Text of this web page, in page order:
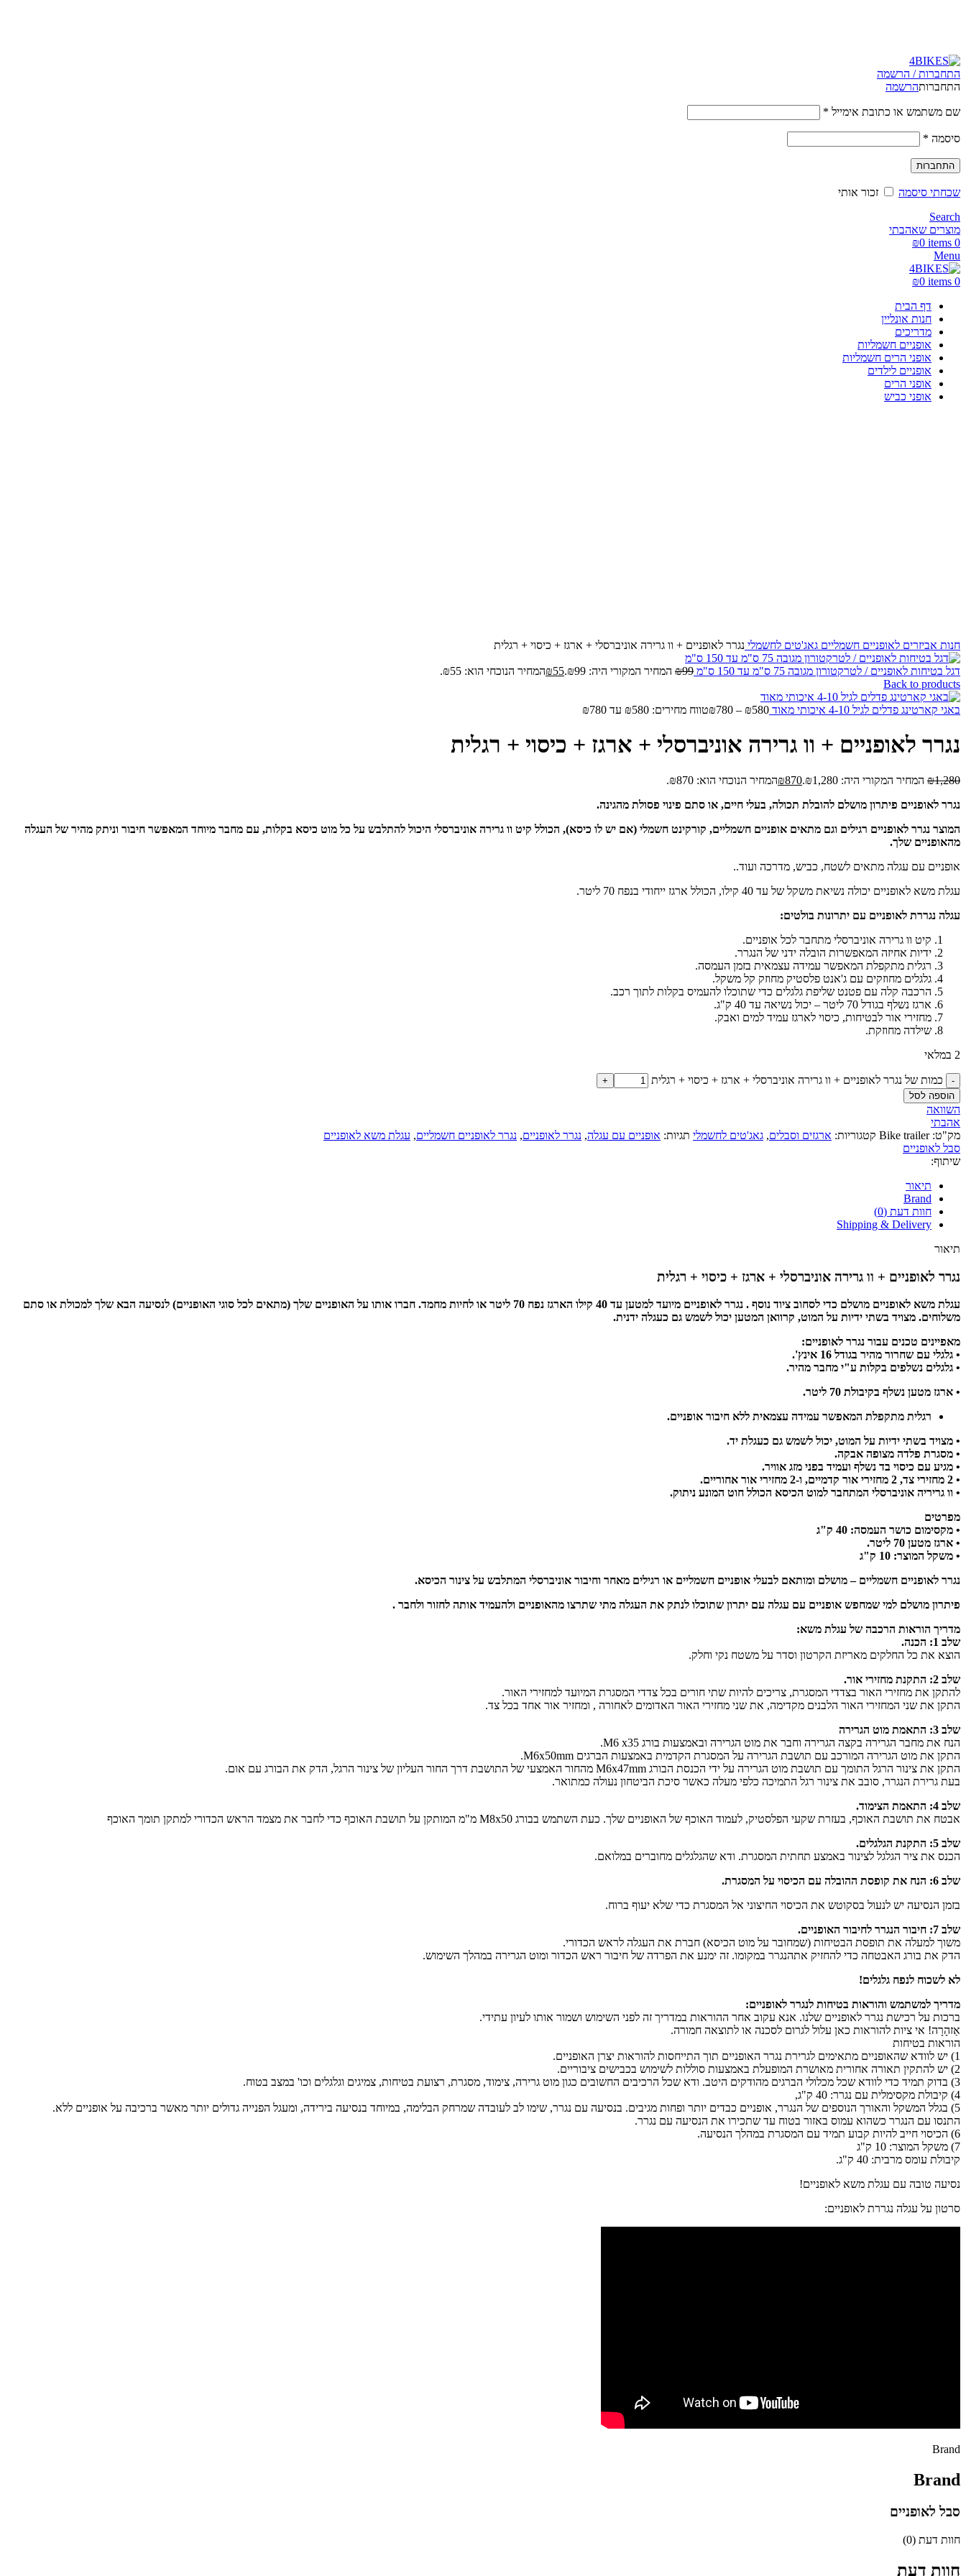
התחברות / הרשמה
התחברותהרשמה
שם משתמש או כתובת אימייל *
סיסמה *
התחברות
שכחתי סיסמה
זכור אותי
Search
מוצרים שאהבתי
0
items
₪0
Menu
0
items
₪0
דף הבית
חנות אונליין
מדריכים
אופניים חשמליות
אופני הרים חשמליות
אופניים לילדים
אופני הרים
אופני כביש
חנות אביזרים לאופניים חשמליים גאג'טים לחשמלי נגרר לאופניים + וו גרירה אוניברסלי + ארגז + כיסוי + רגלית
דגל בטיחות לאופניים / לטרקטורון מגובה 75 ס"מ עד 150 ס"מ ₪99 המחיר המקורי היה: ₪99. ₪55
המחיר הנוכחי הוא: ₪55.
Back to products
באגי קארטינג פדלים לגיל 4-10 איכותי מאוד ₪580
–
₪780 טווח מחירים: ⁦₪580⁩ עד ⁦₪780⁩
נגרר לאופניים + וו גרירה אוניברסלי + ארגז + כיסוי + רגלית
₪1,280 המחיר המקורי היה: ₪1,280. ₪870
המחיר הנוכחי הוא: ₪870.
נגרר לאופניים פיתרון מושלם להובלת תכולה, בעלי חיים, או סתם פינוי פסולת מהגינה.
המוצר נגרר לאופניים רגילים וגם מתאים אופניים חשמליים, קורקינט חשמלי (אם יש לו כיסא), הכולל קיט וו גרירה אוניברסלי היכול להתלבש על כל מוט כיסא בקלות, עם מחבר מיוחד המאפשר חיבור וניתק מהיר של העגלה
מהאופניים שלך.
אופניים עם עגלה מתאים לשטח, כביש, מדרכה ועוד..
עגלת משא לאופניים יכולה נשיאת משקל של עד 40 קילו, הכולל ארגז ייחודי בנפח 70 ליטר.
עגלה נגררת לאופניים עם יתרונות בולטים:
קיט וו גרירה אוניברסלי מתחבר לכל אופניים.
ידיות אחיזה המאפשרות הובלה ידני של הנגרר.
רגלית מתקפלת המאפשר עמידה עצמאית בזמן העמסה.
גלגלים מחוזקים עם ג'אנט פלסטיק מחוזק קל משקל.
הרכבה קלה עם פטנט שליפת גלגלים כדי שתוכלו להעמיס בקלות לתוך רכב.
ארגז נשלף בגודל 70 ליטר – יכול נשיאה עד 40 ק"ג.
מחזירי אור לבטיחות, כיסוי לארגז עמיד למים ואבק.
שילדה מחוזקת.
2 במלאי
כמות של נגרר לאופניים + וו גרירה אוניברסלי + ארגז + כיסוי + רגלית
הוספה לסל
השוואה
אהבתי
מק"ט:Bike trailer קטגוריות: ארגזים וסבלים, גאג'טים לחשמלי תגיות: אופניים עם עגלה, נגרר לאופניים, נגרר לאופניים חשמליים, עגלת משא לאופניים
סבל לאופניים
שיתוף:
תיאור
Brand
חוות דעת (0)
Shipping & Delivery
תיאור
נגרר לאופניים + וו גרירה אוניברסלי + ארגז + כיסוי + רגלית
עגלת משא לאופניים מושלם כדי לסחוב ציוד נוסף . נגרר לאופניים מיועד למטען עד 40 קילו הארגז נפח 70 ליטר או לחיות מחמד. חברו אותו על האופניים שלך (מתאים לכל סוגי האופניים) לנסיעה הבא שלך למכולת או סתם
משלוחים. מצויד בשתי ידיות על המוט, קרוואן המטען יכול לשמש גם כעגלה ידנית.
מאפיינים טכנים עבור נגרר לאופניים:
• גלגלי עם שחרור מהיר בגודל 16 אינץ'.
• גלגלים נשלפים בקלות ע"י מחבר מהיר.
• ארגז מטען נשלף בקיבולת 70 ליטר.
רגלית מתקפלת המאפשר עמידה עצמאית ללא חיבור אופניים.
• מצויד בשתי ידיות על המוט, יכול לשמש גם כעגלת יד.
• מסגרת פלדה מצופה אבקה.
• מגיע עם כיסוי בד נשלף ועמיד בפני מזג אוויר.
• 2 מחזירי צד, 2 מחזירי אור קדמיים, ו-2 מחזירי אור אחוריים.
• וו גריריה אוניברסלי המתחבר למוט הכיסא הכולל חוט המונע ניתוק.
מפרטים
• מקסימום כושר העמסה: 40 ק"ג
• ארגז מטען 70 ליטר.
• משקל המוצר: 10 ק"ג
נגרר לאופניים חשמליים – מושלם ומותאם לבעלי אופניים חשמליים או רגילים מאחר וחיבור אוניברסלי המתלבש על צינור הכיסא.
פיתרון מושלם למי שמחפש אופניים עם עגלה עם יתרון שתוכלו לנתק את העגלה מתי שתרצו מהאופניים ולהעמיד אותה לחזור ולחבר .
מדריך הוראות הרכבה של עגלת משא:
שלב 1: הכנה.
הוצא את כל החלקים מאריזת הקרטון וסדר על משטח נקי וחלק.
שלב 2: התקנת מחזירי אור.
להתקן את מחזירי האור בצדדי המסגרת, צריכים להיות שתי חורים בכל צדדי המסגרת המיועד למחזירי האור.
התקן את שני המחזירי האור הלבנים מקדימה, את שני מחזירי האור האדומים לאחורה , ומחזיר אור אחד בכל צד.
שלב 3: התאמת מוט הגרירה
הנח את מחבר הגרירה בקצה הגרירה וחבר את מוט הגרירה ובאמצעות בורג M6 x35.
התקן את מוט הגרירה המורכב עם תושבת הגרירה על המסגרת הקדמית באמצעות הברגים M6x50mm.
התקן את צינור הרגל התומך עם תושבת מוט הגרירה על ידי הכנסת הבורג M6x47mm מהחור האמצעי של התושבת דרך החור העליון של צינור הרגל, הדק את הבורג עם אום.
בעת גרירת הנגרר, סובב את צינור רגל התמיכה כלפי מעלה כאשר סיכת הביטחון נעולה כמתואר.
שלב 4: התאמת הצימוד.
אבטח את תושבת האוכף, בעזרת שקעי הפלסטיק, לעמוד האוכף של האופניים שלך. כעת השתמש בבורג M8x50 מ"מ המותקן על תושבת האוכף כדי לחבר את מצמד הראש הכדורי למתקן תומך האוכף
שלב 5: התקנת הגלגלים.
הכנס את ציר הגלגל לצינור באמצע תחתית המסגרת. ודא שהגלגלים מחוברים במלואם.
שלב 6: הנח את קופסת ההובלה עם הכיסוי על המסגרת.
בזמן הנסיעה יש לנעול בסקוטש את הכיסוי החיצוני אל המסגרת כדי שלא יעוף ברוח.
שלב 7: חיבור הנגרר לחיבור האופניים.
משוך למעלה את תופסת הבטיחות (שמחובר על מוט הכיסא) חברת את העגלה לראש הכדורי.
הדק את בורג האבטחה כדי להחזיק אתהנגרר במקומו. זה ימנע את הפרדה של חיבור ראש הכדור ומוט הגרירה במהלך השימוש.
לא לשכוח לנפח גלגלים!
מדריך למשתמש והוראות בטיחות לנגרר לאופניים:
ברכות על רכישת נגרר לאופניים שלנו. אנא עקוב אחר ההוראות במדריך זה לפני השימוש ושמור אותו לעיון עתידי.
אַזהָרָה! אי ציות להוראות כאן עלול לגרום לסכנה או לתוצאה חמורה.
הוראות בטיחות
1) יש לוודא שהאופניים מתאימים לגרירת נגרר האופניים תוך התייחסות להוראות יצרן האופניים.
2) יש להתקין תאורה אחורית מאושרת המופעלת באמצעות סוללות לשימוש בכבישים ציבוריים.
3) בדוק תמיד כדי לוודא שכל מכלולי הברגים מהודקים היטב. ודא שכל הרכיבים החשובים כגון מוט גרירה, צימוד, מסגרת, רצועת בטיחות, צמיגים וגלגלים וכו' במצב בטוח.
4) קיבולת מקסימלית עם נגרר: 40 ק"ג,
5) בגלל המשקל והאורך הנוספים של הנגרר, אופניים כבדים יותר ופחות מגיבים. בנסיעה עם נגרר, שימו לב לעובדה שמרחק הבלימה, במיוחד בנסיעה בירידה, ומעגל הפנייה גדולים יותר מאשר ברכיבה על אופניים ללא.
התנסו עם הנגרר כשהוא עמוס באזור בטוח עד שתכירו את הנסיעה עם נגרר.
6) הכיסוי חייב להיות קבוע תמיד עם המסגרת במהלך הנסיעה.
7) משקל המוצר: 10 ק"ג
קיבולת עומס מרבית: 40 ק"ג.
נסיעה טובה עם עגלת משא לאופניים!
סרטון על עגלה נגררת לאופניים:
Brand
Brand
סבל לאופניים
חוות דעת (0)
חוות דעת